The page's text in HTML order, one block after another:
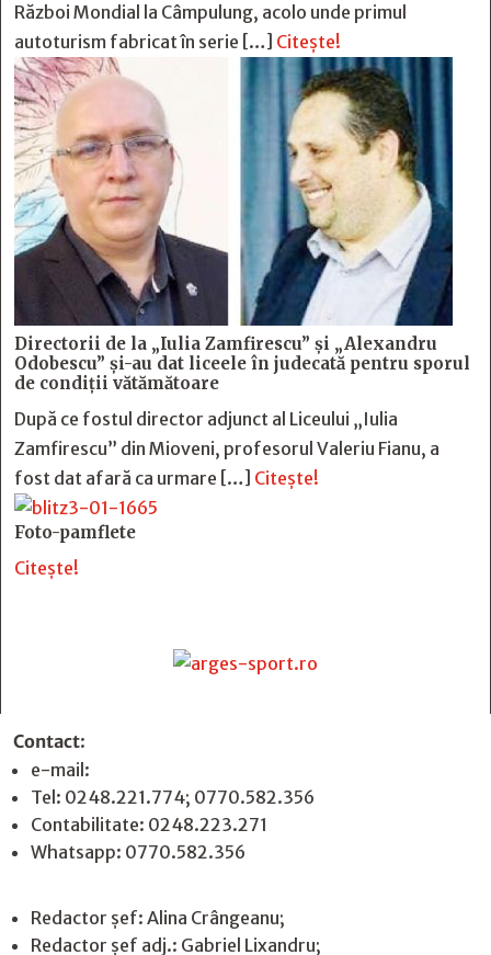
Război Mondial la Câmpulung, acolo unde primul
autoturism fabricat în serie […] Citește!
Directorii de la „Iulia Zamfirescu” și „Alexandru
Odobescu” și-au dat liceele în judecată pentru sporul
de condiții vătămătoare
După ce fostul director adjunct al Liceului „Iulia
Zamfirescu” din Mioveni, profesorul Valeriu Fianu, a
fost dat afară ca urmare […] Citește!
Foto-pamflete
Citește!
Contact:
e-mail:
Tel: 0248.221.774; 0770.582.356
Contabilitate: 0248.223.271
Whatsapp: 0770.582.356
Redactor șef: Alina Crângeanu;
Redactor șef adj.: Gabriel Lixandru;